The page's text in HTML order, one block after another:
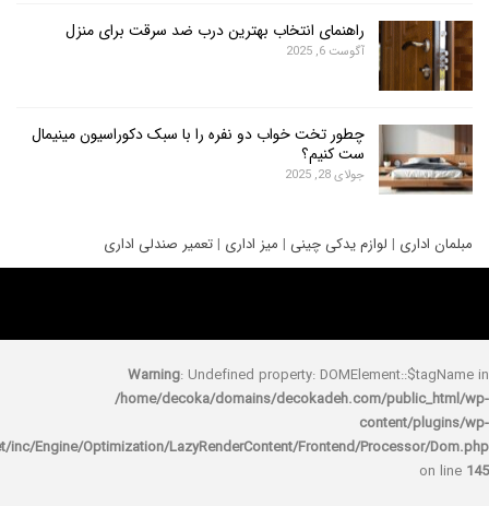
راهنمای انتخاب بهترین درب ضد سرقت برای منزل
آگوست 6, 2025
چطور تخت خواب دو نفره را با سبک دکوراسیون مینیمال
ست کنیم؟
جولای 28, 2025
|لوازم یدکی چینی|میز اداری| تعمیر صندلی اداری
Warning: Undefined property:
/home/decoka/domains/decokadeh.com/
rocket/inc/Engine/Optimization/LazyRenderContent/Frontend/